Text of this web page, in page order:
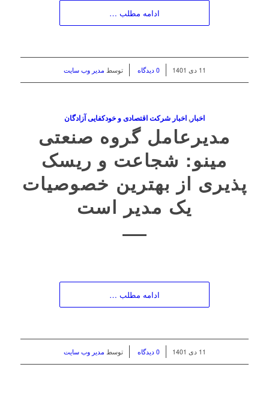
ادامه مطلب …
11 دی 1401/ 0 دیدگاه توسط مدیر وب سایت
اخبار,اخبار شرکت اقتصادی و خودکفایی آزادگان
مدیرعامل گروه صنعتی
مینو: شجاعت و ریسک
پذیری از بهترین خصوصیات
یک مدیر است
ادامه مطلب …
11 دی 1401/ 0 دیدگاه توسط مدیر وب سایت